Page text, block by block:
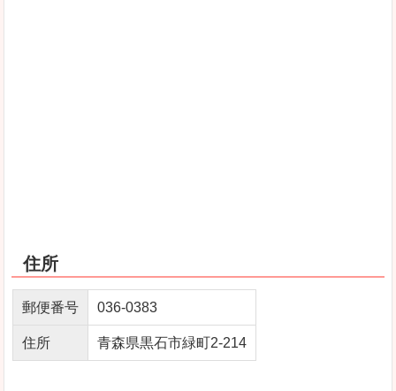
住所
郵便番号 036‐0383
住所 青森県黒石市緑町2-214